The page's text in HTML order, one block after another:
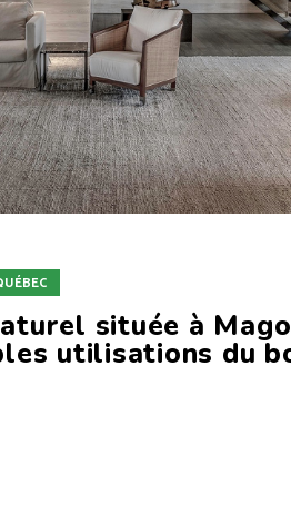
située à
utilisations du